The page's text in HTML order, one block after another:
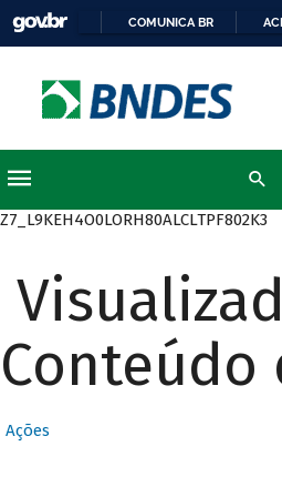
COMUNICA BR
Z7_L9KEH4O0LORH80ALCLTPF802K3
Conteúdo
Ações